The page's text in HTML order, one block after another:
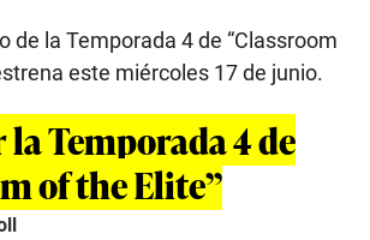
de la Temporada 4 de “Classroom
este miércoles 17 de junio.
la Temporada 4 de
of the Elite”